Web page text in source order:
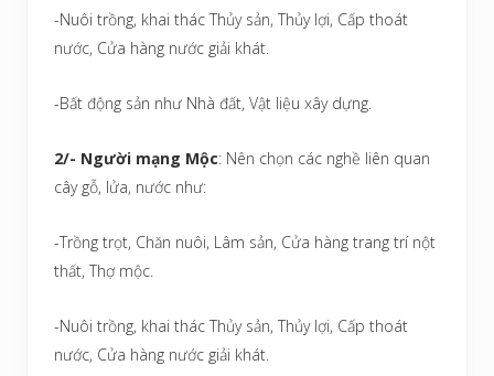
-Nuôi trồng, khai thác Thủy sản, Thủy lợi, Cấp thoát
nước, Cửa hàng nước giải khát.
-Bất động sản như Nhà đất, Vật liệu xây dựng.
2/- Người mạng Mộc: Nên chọn các nghề liên quan
cây gỗ, lửa, nước như:
-Trồng trọt, Chăn nuôi, Lâm sản, Cửa hàng trang trí nột
thất, Thợ mộc.
-Nuôi trồng, khai thác Thủy sản, Thủy lợi, Cấp thoát
nước, Cửa hàng nước giải khát.